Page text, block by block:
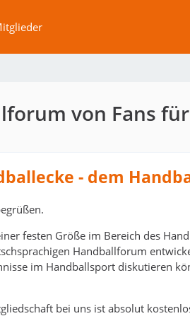
von Fans
- dem
festen Größe im Bereich des
Handballforum
im Handballsport diskutieren
bei uns ist absolut